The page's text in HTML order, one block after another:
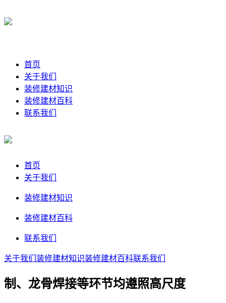
首页
关于我们
装修建材知识
装修建材百科
联系我们
首页
关于我们
装修建材知识
装修建材百科
联系我们
关于我们 装修建材知识装修建材百科联系我们
制、龙骨焊接等环节均遵照高尺度